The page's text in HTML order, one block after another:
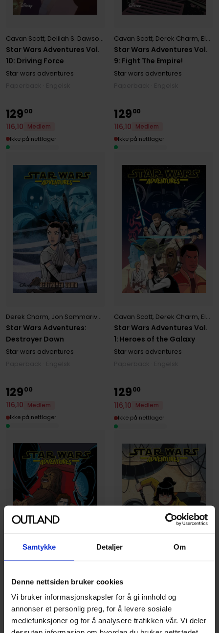
Samtykke Detaljer Om
Denne nettsiden bruker cookies
Vi bruker informasjonskapsler for å gi innhold og
annonser et personlig preg, for å levere sosiale
mediefunksjoner og for å analysere trafikken vår. Vi deler
Star Wars Adventures Vol.
10: Driving Force
Cavan Scott, Delilah S. Dawson , Derek Charm,Margaux Saltel,
Star wars adventures
Star Wars Adventures Vol.
9: Fight The Empire!
Cavan Scott, Derek Charm, Elsa Charretier
Star wars adventures
Star Wars Adventures:
Destroyer Down
Derek Charm, Jon Sommariva Scott Beatty
Star wars adventures
12900
116,10
Medlem
Ikke på nettlager
Star Wars Adventures Vol.
1: Heroes of the Galaxy
Cavan Scott, Derek Charm, Elsa Charretier
Star wars adventures
12900
116,10
Medlem
Ikke på nettlager
Star Wars Adventures Vol.
4: Smuggler's Blues
Cavan Scott ,Derek Charm,Elsa Charretier ,Pierrick Colinet
Star wars adventures
12900
116,10
Medlem
Ikke på nettlager
Star Wars Adventures Vol.
3: Endangered
Delilah S. Dawson,Derek Charm
Star wars adventures
12900
116,10
Medlem
Ikke på nettlager